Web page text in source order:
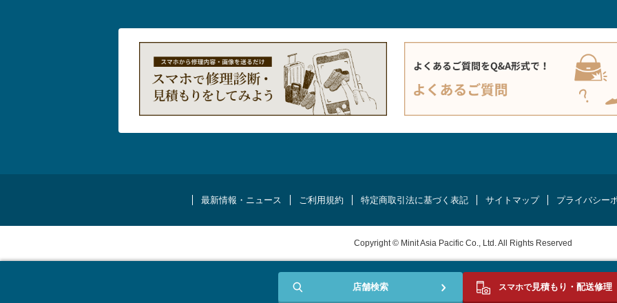
最新情報・ニュース ご利用規約 特定商取引法に基づく表記 サイトマップ プライバシー
Copyright © Minit Asia Pacific Co., Ltd. All Rights Reserved
店舗検索 スマホで見積もり・配送修理